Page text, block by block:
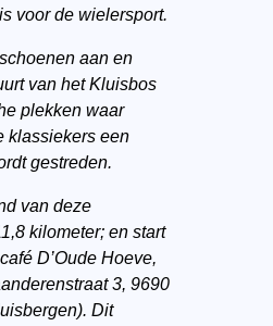
voor de wielersport.
aan en
van het Kluisbos
plekken waar
klassiekers een
gestreden.
van deze
kilometer; en start
D’Oude Hoeve,
3, 9690
Dit